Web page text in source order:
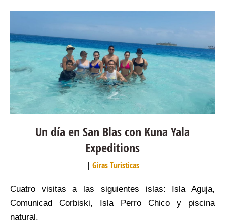
Un día en San Blas con Kuna Yala
Expeditions
Giras Turisticas
Cuatro visitas a las siguientes islas: Isla Aguja,
Comunicad Corbiski, Isla Perro Chico y piscina
natural.